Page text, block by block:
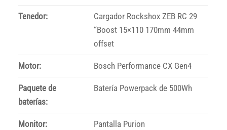
Tenedor:
Cargador Rockshox ZEB RC 29
“Boost 15×110 170mm 44mm
offset
Motor: Bosch Performance CX Gen4
Paquete de
baterías:
Batería Powerpack de 500Wh
Monitor: Pantalla Purion